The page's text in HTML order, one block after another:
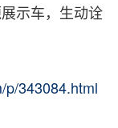
示车，生动诠
p/343084.html